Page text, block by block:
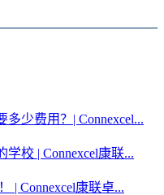
少费用？| Connexcel...
校 | Connexcel康联...
| Connexcel康联卓...